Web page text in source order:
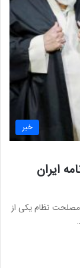
خبر
ایران
نظام یکی از